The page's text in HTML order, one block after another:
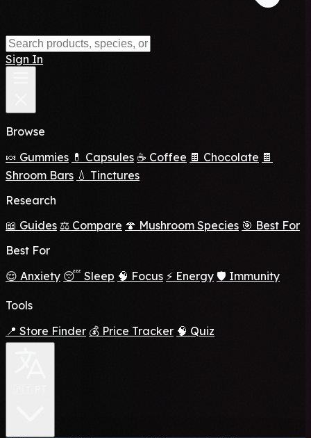
Sign In
Browse
🍬 Gummies 💊 Capsules ☕ Coffee 🍫 Chocolate 🍫
Shroom Bars 💧 Tinctures
Research
📖 Guides ⚖️ Compare 🍄 Mushroom Species 🎯 Best For
Best For
😌 Anxiety 😴 Sleep 🧠 Focus ⚡ Energy 🛡️ Immunity
Tools
📍 Store Finder 💰 Price Tracker 🧠 Quiz